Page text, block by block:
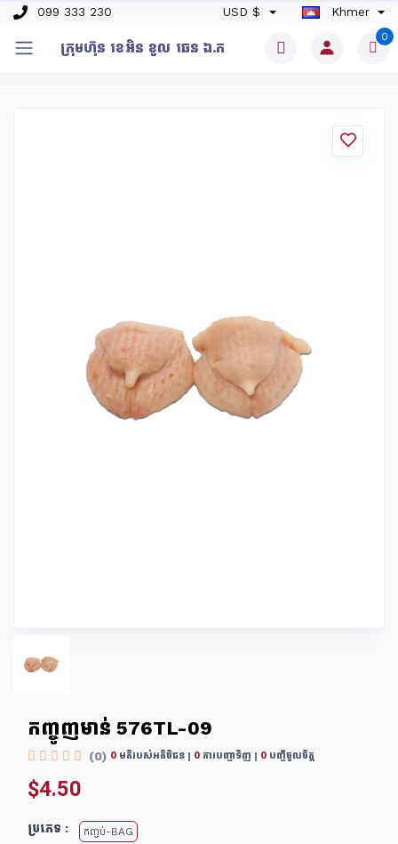
099 333 230 USD $ Khmer
ក្រុមហ៊ុន​ ខេអិន ខូល ឆេន​ ឯ.ក
0
កញ្ចូញមាន់ 576TL-09
(0) 0 មតិរបស់អតិថិជន 0 ការបញ្ជាទិញ 0 បញ្ជីចូលចិត្ត
$4.50
ប្រភេទ : កញ្ចប់-BAG